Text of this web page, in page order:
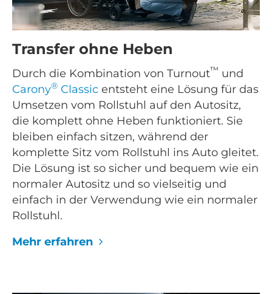
Transfer ohne Heben
Durch die Kombination von Turnout™ und
Carony® Classic entsteht eine Lösung für das
Umsetzen vom Rollstuhl auf den Autositz,
die komplett ohne Heben funktioniert. Sie
bleiben einfach sitzen, während der
komplette Sitz vom Rollstuhl ins Auto gleitet.
Die Lösung ist so sicher und bequem wie ein
normaler Autositz und so vielseitig und
einfach in der Verwendung wie ein normaler
Rollstuhl.
Mehr erfahren